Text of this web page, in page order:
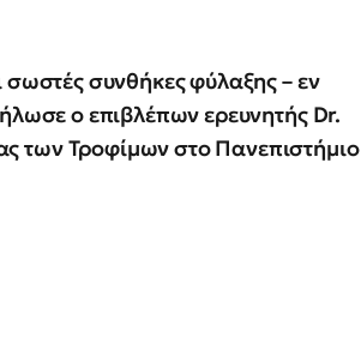
σωστές συνθήκες φύλαξης – εν
ο επιβλέπων ερευνητής Dr.
των Τροφίμων στο Πανεπιστήμιο